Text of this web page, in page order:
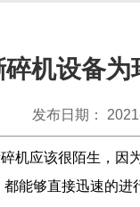
碎机设备
发布日期：
应该很陌生，因
能够直接迅速的